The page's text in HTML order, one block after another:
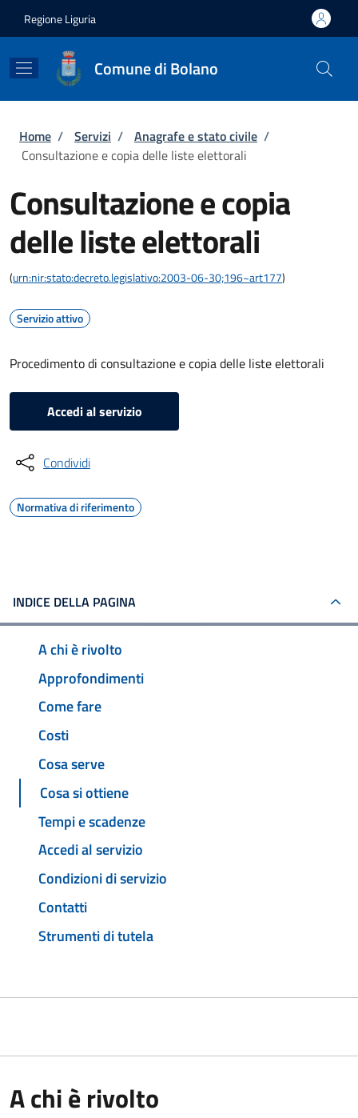
Regione Liguria
Comune di Bolano
Briciole di pane
Home / Servizi / Anagrafe e stato civile /
Consultazione e copia delle liste elettorali
Consultazione e copia
delle liste elettorali
(urn:nir:stato:decreto.legislativo:2003-06-30;196~art177)
Servizio attivo
Procedimento di consultazione e copia delle liste elettorali
Accedi al servizio
Condividi
Normativa di riferimento
INDICE DELLA PAGINA
A chi è rivolto
Approfondimenti
Come fare
Costi
Cosa serve
Cosa si ottiene
Tempi e scadenze
Accedi al servizio
Condizioni di servizio
Contatti
Strumenti di tutela
A chi è rivolto